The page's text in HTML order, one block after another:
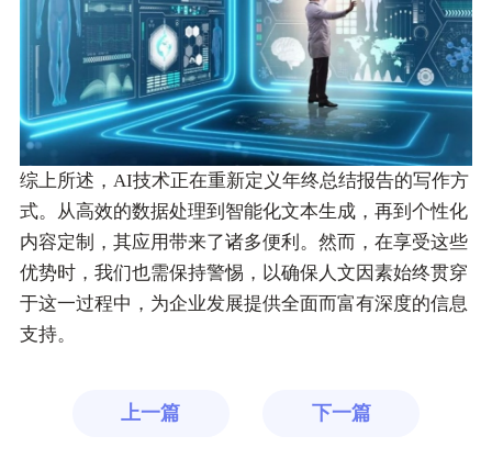
综上所述，AI技术正在重新定义年终总结报告的写作方
式。从高效的数据处理到智能化文本生成，再到个性化
内容定制，其应用带来了诸多便利。然而，在享受这些
优势时，我们也需保持警惕，以确保人文因素始终贯穿
于这一过程中，为企业发展提供全面而富有深度的信息
支持。
上一篇 下一篇